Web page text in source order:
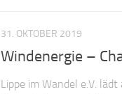
31. OKTOBER 2019
Windenergie –
Lippe im Wandel e.V.